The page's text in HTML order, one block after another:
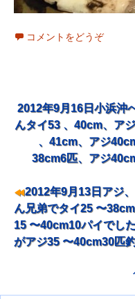
コメントをどうぞ
ナビゲーション
2012年9月16日小浜沖
んタイ53 、40cm、ア
、41cm、アジ
38cm6匹、アジ
2012年9月13日アジ
ん兄弟でタイ25 〜
15 〜40cm10パイでし
がアジ35 〜40cm30匹釣